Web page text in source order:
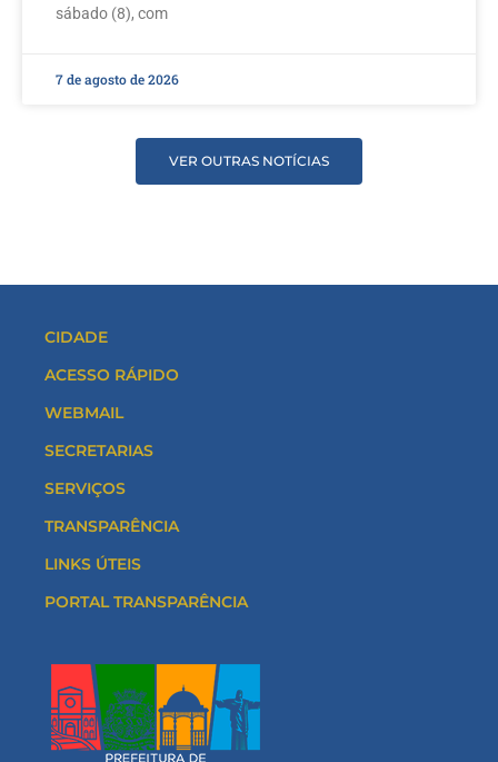
sábado (8), com
7 de agosto de 2026
VER OUTRAS NOTÍCIAS
CIDADE
ACESSO RÁPIDO
WEBMAIL
SECRETARIAS
SERVIÇOS
TRANSPARÊNCIA
LINKS ÚTEIS
PORTAL TRANSPARÊNCIA